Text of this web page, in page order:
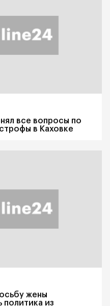
все вопросы по
в Каховке
жены
из